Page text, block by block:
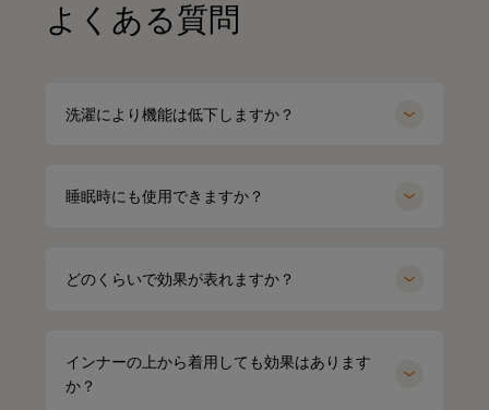
よくある質問
洗濯により機能は低下しますか？
睡眠時にも使用できますか？
どのくらいで効果が表れますか？
インナーの上から着用しても効果はあります
か？